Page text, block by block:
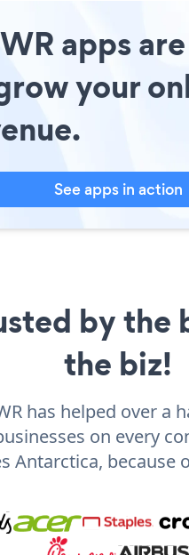
apps
your
See apps in action
by the
the biz!
has helped over a
on every
Antarctica, because